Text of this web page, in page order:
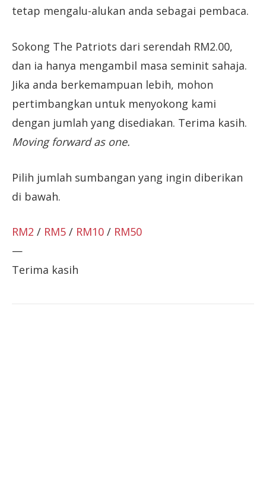
tetap mengalu-alukan anda sebagai pembaca.
Sokong The Patriots dari serendah RM2.00,
dan ia hanya mengambil masa seminit sahaja.
Jika anda berkemampuan lebih, mohon
pertimbangkan untuk menyokong kami
dengan jumlah yang disediakan. Terima kasih.
Moving forward as one.
Pilih jumlah sumbangan yang ingin diberikan
di bawah.
RM2 / RM5 / RM10 / RM50
—
Terima kasih